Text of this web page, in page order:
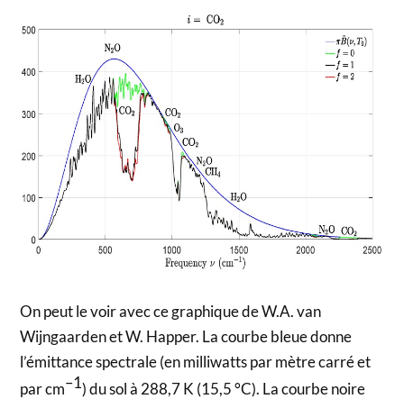
On peut le voir avec ce graphique de W.A. van
Wijngaarden et W. Happer. La courbe bleue donne
l’émittance spectrale (en milliwatts par mètre carré et
par cm–1) du sol à 288,7 K (15,5 °C). La courbe noire